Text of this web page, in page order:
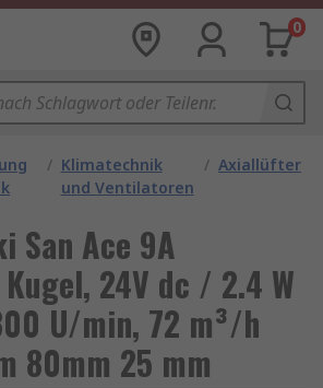
0
/ Klimatechnik
und Ventilatoren
/ Axiallüfter
San Ace 9A
24V dc / 2.4 W
U/min, 72 m³/h
80mm 25 mm